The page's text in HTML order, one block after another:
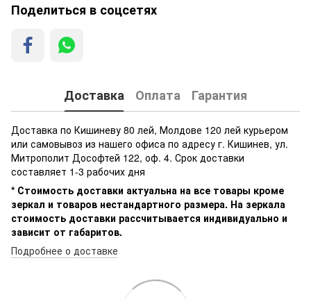
Поделиться в соцсетях
Доставка Оплата Гарантия
Доставка по Кишиневу 80 лей, Молдове 120 лей курьером
или самовывоз из нашего офиса по адресу г. Кишинев, ул.
Митрополит Дософтей 122, оф. 4. Срок доставки
составляет 1-3 рабочих дня
* Стоимость доставки актуальна на все товары кроме
зеркал и товаров нестандартного размера. На зеркала
стоимость доставки рассчитывается индивидуально и
зависит от габаритов.
Подробнее о доставке